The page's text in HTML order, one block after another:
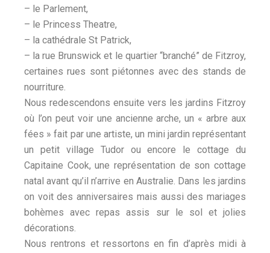
– le Parlement,
– le Princess Theatre,
– la cathédrale St Patrick,
– la rue Brunswick et le quartier “branché” de Fitzroy,
certaines rues sont piétonnes avec des stands de
nourriture.
Nous redescendons ensuite vers les jardins Fitzroy
où l’on peut voir une ancienne arche, un « arbre aux
fées » fait par une artiste, un mini jardin représentant
un petit village Tudor ou encore le cottage du
Capitaine Cook, une représentation de son cottage
natal avant qu’il n’arrive en Australie. Dans les jardins
on voit des anniversaires mais aussi des mariages
bohèmes avec repas assis sur le sol et jolies
décorations.
Nous rentrons et ressortons en fin d’après midi à